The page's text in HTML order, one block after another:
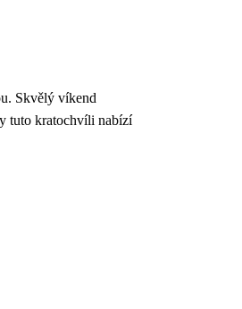
Skvělý víkend
tuto kratochvíli nabízí